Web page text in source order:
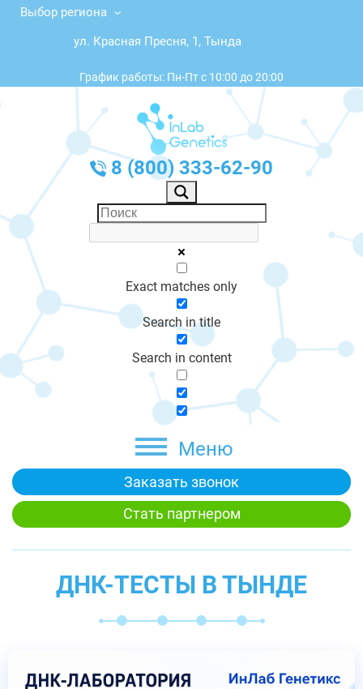
Выбор региона
ул. Красная Пресня, 1, Тында
График работы: Пн-Пт с 10:00 до 20:00
8 (800) 333-62-90
Exact matches only
Search in title
Search in content
Меню
Заказать звонок
Стать партнером
ДНК-ТЕСТЫ В ТЫНДЕ